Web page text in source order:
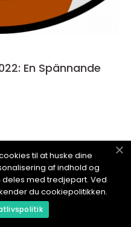
En Spännande
setil at huske dine
af indhold og
med tredjepart. Ved
du cookiepolitikken.